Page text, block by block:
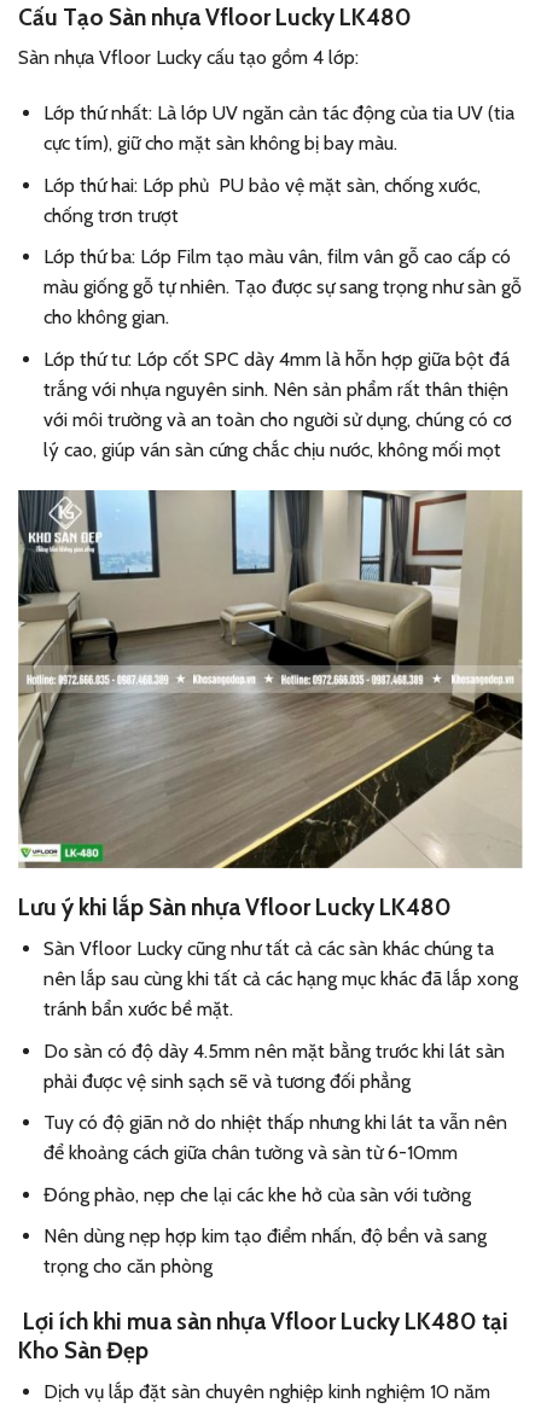
Cấu Tạo Sàn nhựa Vfloor Lucky LK480
Sàn nhựa Vfloor Lucky cấu tạo gồm 4 lớp:
Lớp thứ nhất: Là lớp UV ngăn cản tác động của tia UV (tia
cực tím), giữ cho mặt sàn không bị bay màu.
Lớp thứ hai: Lớp phủ PU bảo vệ mặt sàn, chống xước,
chống trơn trượt
Lớp thứ ba: Lớp Film tạo màu vân, film vân gỗ cao cấp có
màu giống gỗ tự nhiên. Tạo được sự sang trọng như sàn gỗ
cho không gian.
Lớp thứ tư: Lớp cốt SPC dày 4mm là hỗn hợp giữa bột đá
trắng với nhựa nguyên sinh. Nên sản phẩm rất thân thiện
với môi trường và an toàn cho người sử dụng, chúng có cơ
lý cao, giúp ván sàn cứng chắc chịu nước, không mối mọt
Lưu ý khi lắp Sàn nhựa VfloorLucky LK480
Sàn Vfloor Lucky cũng như tất cả các sàn khác chúng ta
nên lắp sau cùng khi tất cả các hạng mục khác đã lắp xong
tránh bẩn xước bề mặt.
Do sàn có độ dày 4.5mm nên mặt bằng trước khi lát sàn
phải được vệ sinh sạch sẽ và tương đối phẳng
Tuy có độ giãn nở do nhiệt thấp nhưng khi lát ta vẫn nên
để khoảng cách giữa chân tường và sàn từ 6-10mm
Đóng phào, nẹp che lại các khe hở của sàn với tường
Nên dùng nẹp hợp kim tạo điểm nhấn, độ bền và sang
trọng cho căn phòng
Lợi ích khi mua sàn nhựa Vfloor Lucky LK480 tại
Kho Sàn Đẹp
Dịch vụ lắp đặt sàn chuyên nghiệp kinh nghiệm 10 năm